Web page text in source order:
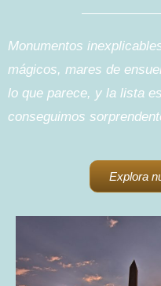
Monumentos
mágicos, mares de
lo que parece, y la lista es
conseguimos
Explora